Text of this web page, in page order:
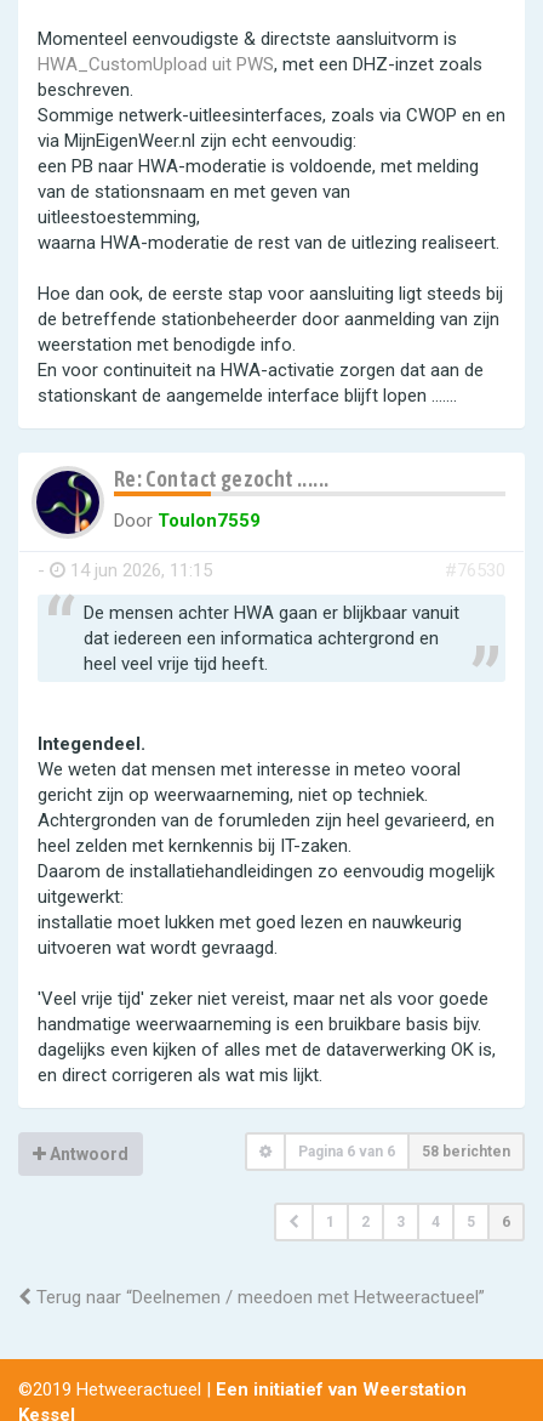
Momenteel eenvoudigste & directste aansluitvorm is
HWA_CustomUpload uit PWS, met een DHZ-inzet zoals
beschreven.
Sommige netwerk-uitleesinterfaces, zoals via CWOP en en
via MijnEigenWeer.nl zijn echt eenvoudig:
een PB naar HWA-moderatie is voldoende, met melding
van de stationsnaam en met geven van
uitleestoestemming,
waarna HWA-moderatie de rest van de uitlezing realiseert.
Hoe dan ook, de eerste stap voor aansluiting ligt steeds bij
de betreffende stationbeheerder door aanmelding van zijn
weerstation met benodigde info.
En voor continuiteit na HWA-activatie zorgen dat aan de
stationskant de aangemelde interface blijft lopen .......
Re: Contact gezocht ......
Door Toulon7559
- 14 jun 2026, 11:15
#76530
De mensen achter HWA gaan er blijkbaar vanuit
dat iedereen een informatica achtergrond en
heel veel vrije tijd heeft.
Integendeel.
We weten dat mensen met interesse in meteo vooral
gericht zijn op weerwaarneming, niet op techniek.
Achtergronden van de forumleden zijn heel gevarieerd, en
heel zelden met kernkennis bij IT-zaken.
Daarom de installatiehandleidingen zo eenvoudig mogelijk
uitgewerkt:
installatie moet lukken met goed lezen en nauwkeurig
uitvoeren wat wordt gevraagd.
'Veel vrije tijd' zeker niet vereist, maar net als voor goede
handmatige weerwaarneming is een bruikbare basis bijv.
dagelijks even kijken of alles met de dataverwerking OK is,
en direct corrigeren als wat mis lijkt.
Antwoord Pagina 6 van 6 58 berichten
1 2 3 4 5 6
Terug naar “Deelnemen / meedoen met Hetweeractueel”
©2019 Hetweeractueel | Een initiatief van Weerstation
Kessel